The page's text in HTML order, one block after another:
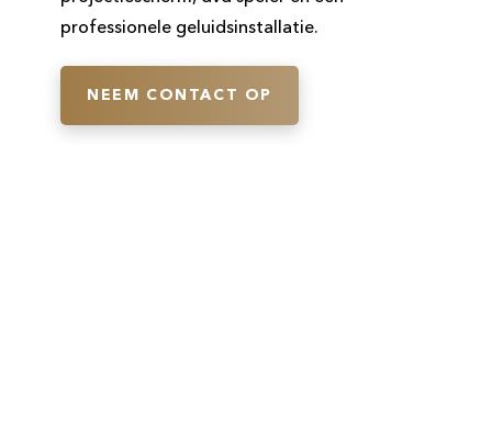
professionele geluidsinstallatie.
NEEM CONTACT OP